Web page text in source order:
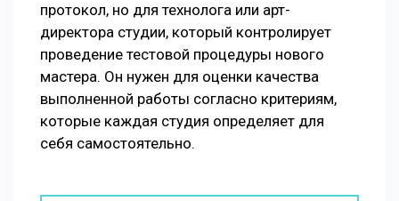
протокол, но для технолога или арт-
директора студии, который контролирует
проведение тестовой процедуры нового
мастера. Он нужен для оценки качества
выполненной работы согласно критериям,
которые каждая студия определяет для
себя самостоятельно.